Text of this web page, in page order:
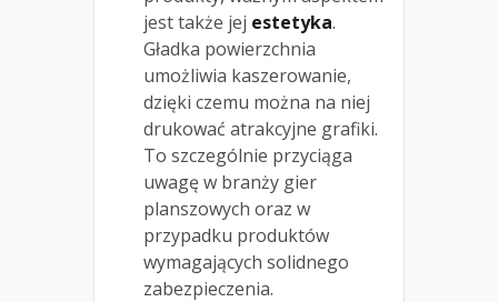
jest także jej estetyka.
Gładka powierzchnia
umożliwia kaszerowanie,
dzięki czemu można na niej
drukować atrakcyjne grafiki.
To szczególnie przyciąga
uwagę w branży gier
planszowych oraz w
przypadku produktów
wymagających solidnego
zabezpieczenia.